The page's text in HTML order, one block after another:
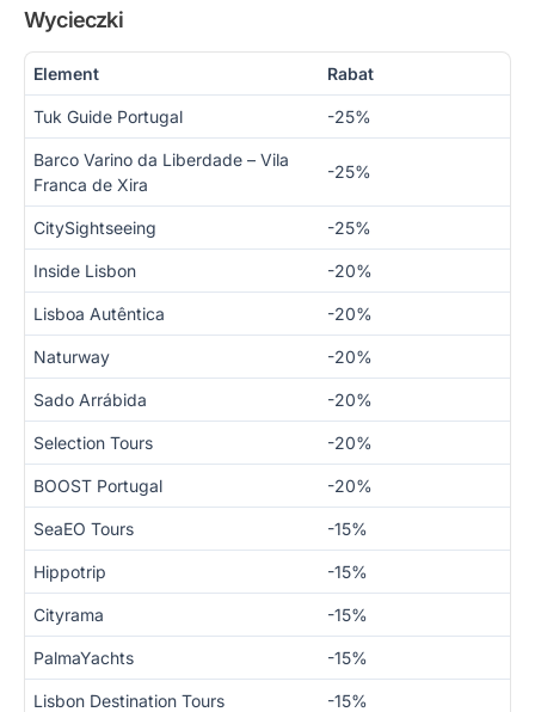
Wycieczki
Element Rabat
Tuk Guide Portugal -25%
Barco Varino da Liberdade – Vila
Franca de Xira
-25%
CitySightseeing -25%
Inside Lisbon -20%
Lisboa Autêntica -20%
Naturway -20%
Sado Arrábida -20%
Selection Tours -20%
BOOST Portugal -20%
SeaEO Tours -15%
Hippotrip -15%
Cityrama -15%
PalmaYachts -15%
Lisbon Destination Tours -15%